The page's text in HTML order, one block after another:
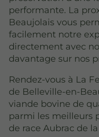
performante. La
Beaujolais vous
facilement notre
directement avec
davantage sur nos
Rendez-vous à La
de Belleville-en-
viande bovine de
parmi les meilleurs
de race Aubrac de